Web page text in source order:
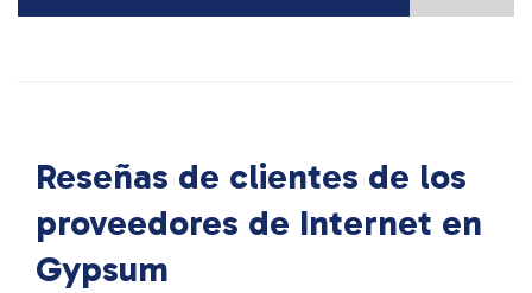
Reseñas de clientes de los
proveedores de Internet en
Gypsum